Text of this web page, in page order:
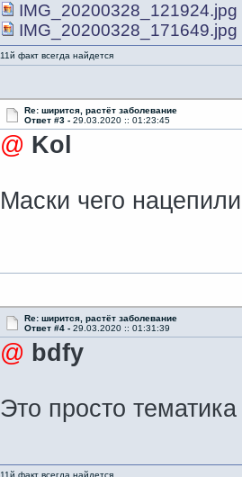
IMG_20200328_121924.jpg
IMG_20200328_171649.jpg
11й факт всегда найдется
Re: ширится, растёт заболевание
Ответ #3 - 29.03.2020 :: 01:23:45
@ Kol
Маски чего
Re: ширится, растёт заболевание
Ответ #4 - 29.03.2020 :: 01:31:39
@ bdfy
Это просто
11й факт всегда найдется